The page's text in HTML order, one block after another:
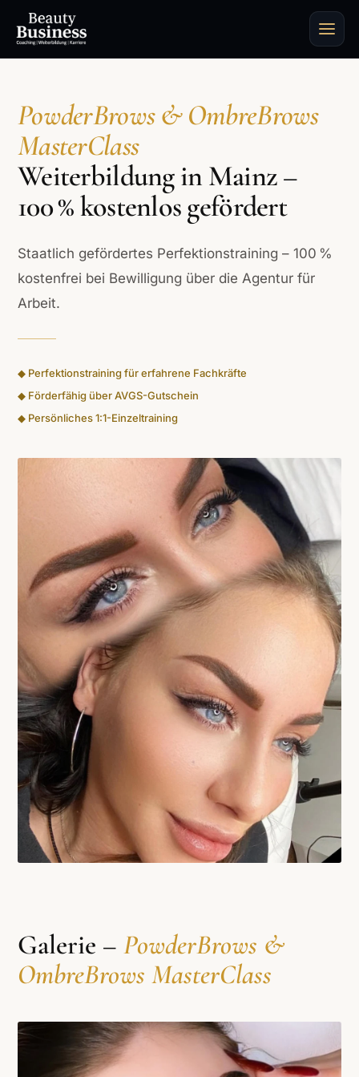
PowderBrows & OmbreBrows
MasterClass
Weiterbildung in Mainz –
100 % kostenlos gefördert
Staatlich gefördertes Perfektionstraining – 100 %
kostenfrei bei Bewilligung über die Agentur für
Arbeit.
◆ Perfektionstraining für erfahrene Fachkräfte
◆ Förderfähig über AVGS-Gutschein
◆ Persönliches 1:1-Einzeltraining
Galerie – PowderBrows &
OmbreBrows MasterClass